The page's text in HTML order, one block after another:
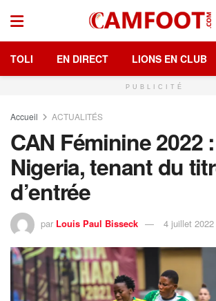
TOLI EN DIRECT LIONS EN CLUB
PUBLICITÉ
Accueil ACTUALITÉS
CAN Féminine 2022
Nigeria, tenant du
d’entrée
par Louis Paul Bisseck 4 juillet 2022